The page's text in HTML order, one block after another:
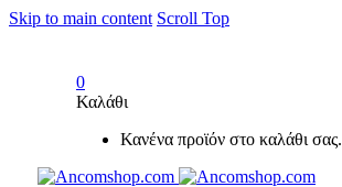
Skip to main content Scroll Top
0
Καλάθι
Κανένα προϊόν στο καλάθι σας.